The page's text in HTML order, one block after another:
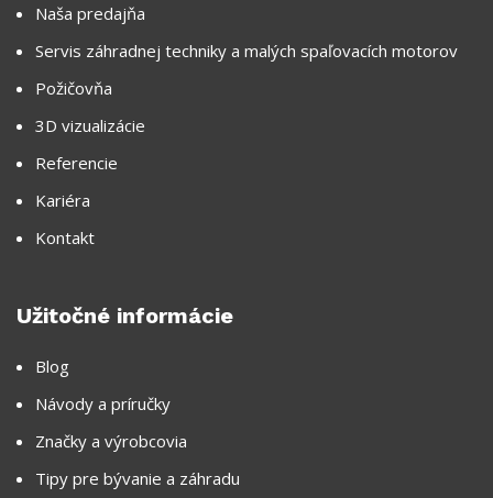
Naša predajňa
Servis záhradnej techniky a malých spaľovacích motorov
Požičovňa
3D vizualizácie
Referencie
Kariéra
Kontakt
Užitočné informácie
Blog
Návody a príručky
Značky a výrobcovia
Tipy pre bývanie a záhradu